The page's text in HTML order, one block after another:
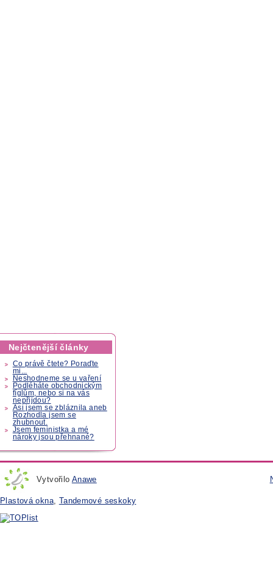
Nejčtenější články
Co právě čtete? Poraďte
mi...
Neshodneme se u vaření
Podléháte obchodnickým
fíglům, nebo si na vás
nepřijdou?
Asi jsem se zbláznila aneb
Rozhodla jsem se
zhubnout.
Jsem feministka a mé
nároky jsou přehnané?
Vytvořilo Anawe
Plastová okna, Tandemové seskoky